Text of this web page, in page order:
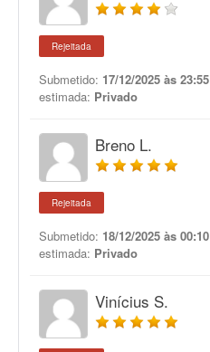
Rejeitada
Submetido: 17/12/2025 às 23:55
estimada: Privado
Breno L.
Rejeitada
Submetido: 18/12/2025 às 00:10
estimada: Privado
Vinícius S.